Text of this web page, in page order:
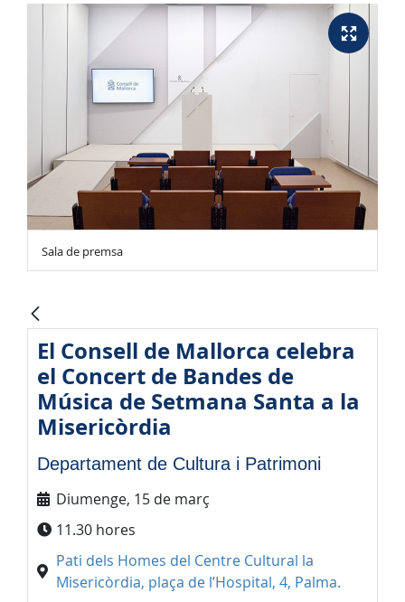
Sala de premsa
El Consell de Mallorca celebra
el Concert de Bandes de
Música de Setmana Santa a la
Misericòrdia
Departament de Cultura i Patrimoni
Diumenge, 15 de març
11.30 hores
Pati dels Homes del Centre Cultural la
Misericòrdia, plaça de l’Hospital, 4, Palma.